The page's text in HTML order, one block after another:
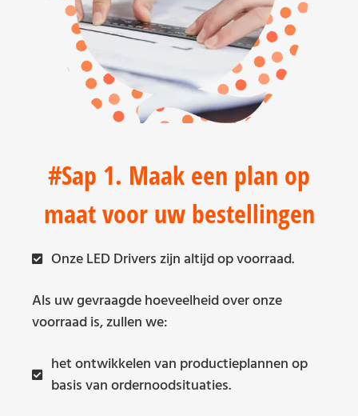
#Sap 1. Maak een plan op
maat voor uw bestellingen
Onze LED Drivers zijn altijd op voorraad.
Als uw gevraagde hoeveelheid over onze
voorraad is, zullen we:
het ontwikkelen van productieplannen op
basis van ordernoodsituaties.